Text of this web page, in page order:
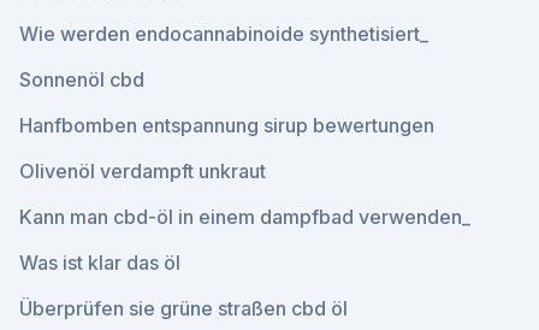
Wie werden endocannabinoide synthetisiert_
Sonnenöl cbd
Hanfbomben entspannung sirup bewertungen
Olivenöl verdampft unkraut
Kann man cbd-öl in einem dampfbad verwenden_
Was ist klar das öl
Überprüfen sie grüne straßen cbd öl